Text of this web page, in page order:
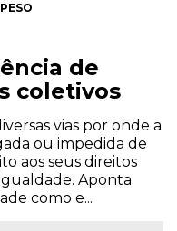
de
coletivos
vias por onde a
ou impedida de
aos seus direitos
Aponta
como e...